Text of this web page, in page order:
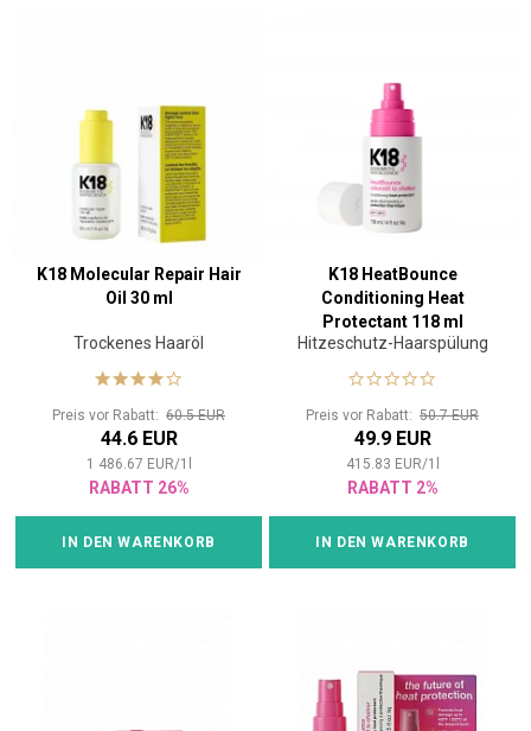
K18 Molecular Repair Hair
Oil 30 ml
Trockenes Haaröl
Preis vor Rabatt: 60.5 EUR
44.6 EUR
1 486.67 EUR/1
RABATT 26%
IN DEN WARENKORB
K18 HeatBounce
Conditioning Heat
Protectant 118 ml
Hitzeschutz-Haarspülung
Preis vor Rabatt: 50.7 EUR
49.9 EUR
415.83 EUR/1
RABATT 2%
IN DEN WARENKORB